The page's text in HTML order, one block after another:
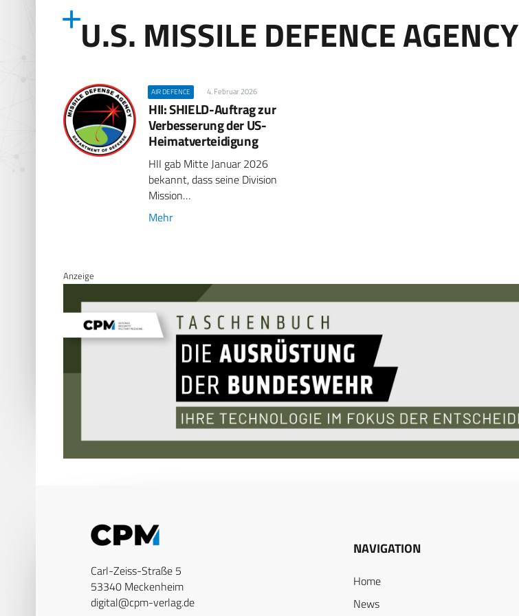
U.S. MISSILE DEFENCE AGENCY
AIR DEFENCE 4. Februar 2026
HII: SHIELD-Auftrag zur
Verbesserung der US-
Heimatverteidigung
HII gab Mitte Januar 2026
bekannt, dass seine Division
Mission…
Mehr
Anzeige
Carl-Zeiss-Straße 5
53340 Meckenheim
digital@cpm-verlag.de
NAVIGATION
Home
News